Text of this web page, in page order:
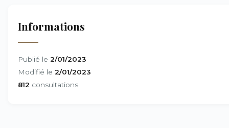
Informations
Publié le 2/01/2023
Modifié le 2/01/2023
812 consultations